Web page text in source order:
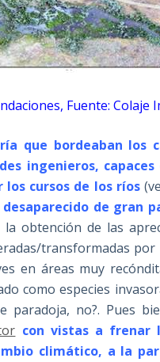
Fuente: Colaje
que bordeaban los
ingenieros,
cursos de los ríos
de gran
obtención de las
transformadas
en áreas muy
como especies
paradoja, no?. Pues
con vistas a frenar
climático, a la